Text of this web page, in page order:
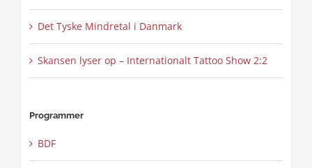
Det Tyske Mindretal i Danmark
Skansen lyser op – Internationalt Tattoo Show 2:2
Programmer
BDF